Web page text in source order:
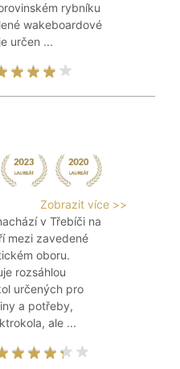
rybníku
wakeboardové
určen ...
Zobrazit více >>
v Třebíči na
mezi zavedené
oboru.
rozsáhlou
určených pro
a potřeby,
ale ...